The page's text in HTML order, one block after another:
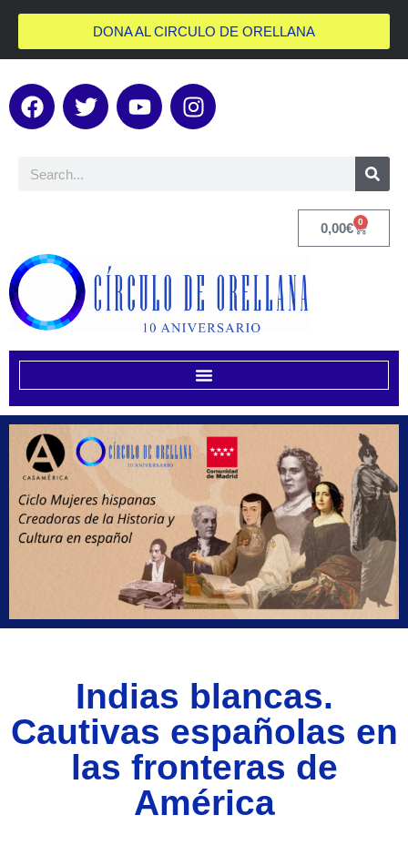
DONA AL CIRCULO DE ORELLANA
0,00€ 0
Indias blancas.
Cautivas españolas en
las fronteras de
América